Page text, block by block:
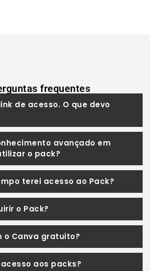
frequentes
de acesso. O que devo
avançado em
o pack?
terei acesso ao Pack?
o Pack?
o Canva gratuito?
aos packs?